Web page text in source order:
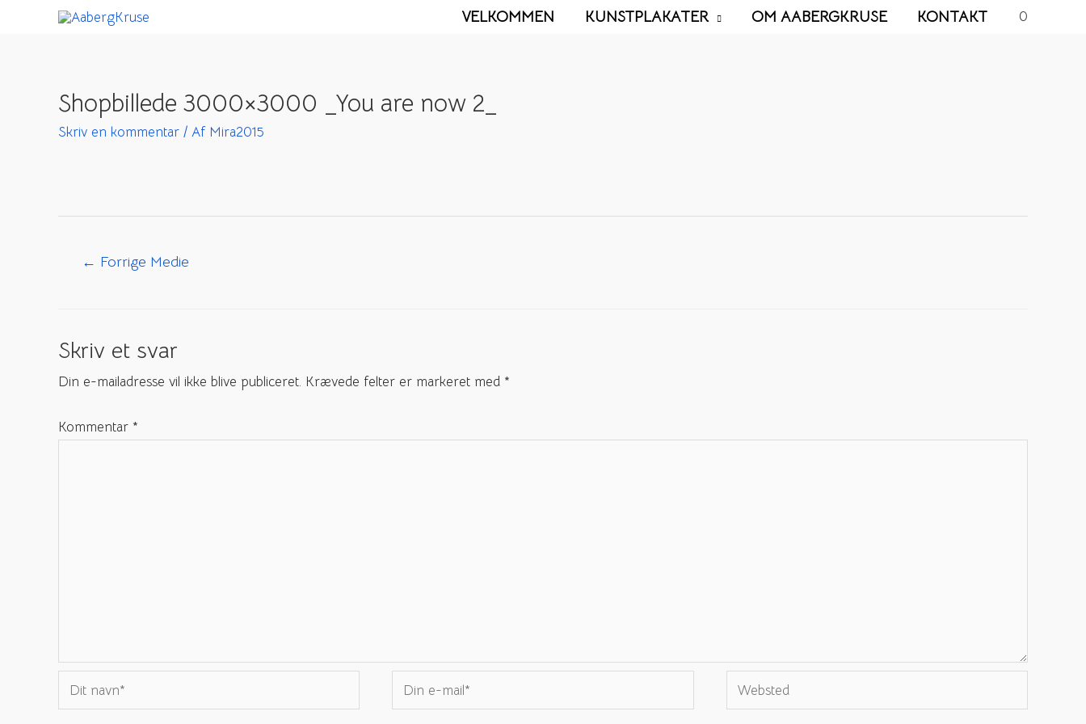
VELKOMMEN KUNSTPLAKATER OM AABERGKRUSE KONTAKT 0
Shopbillede 3000×3000 _You are now 2_
Skriv en kommentar / Af Mira2015
Indlægsnavigation
← Forrige Medie
Skriv et svar
Din e-mailadresse vil ikke blive publiceret. Krævede felter er markeret med *
Kommentar *
Dit
navn*
Din
e-
Websted